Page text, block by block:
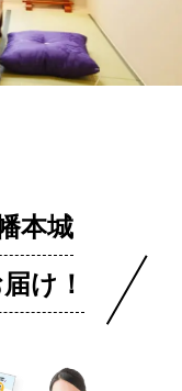
本城
け！